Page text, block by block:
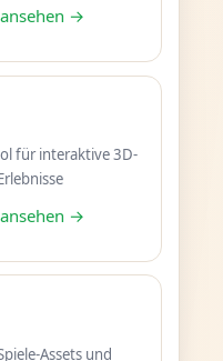
→
für interaktive 3D-
→
Assets und